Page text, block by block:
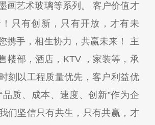
画艺术玻璃等系列。 客户价值才
只有创新，只有开放，才有未
携手，相生协力，共赢未来！ 主
楼部，酒店，KTV ，家装等，承
刻以工程质量优先，客户利益优
品质、成本、速度、创新”作为企
们坚信只有共生，只有共赢，才